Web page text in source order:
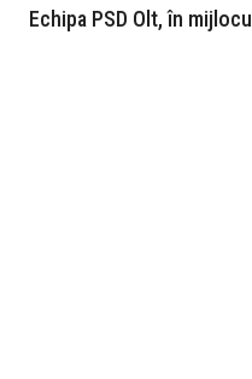
Echipa PSD Olt, în